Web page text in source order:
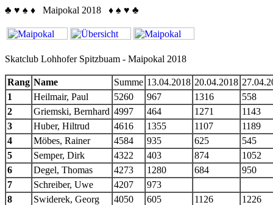
♣ ♥ ♠ ♦ Maipokal 2018 ♦ ♠ ♥ ♣
Skatclub Lohhofer Spitzbuam - Maipokal 2018
Rang Name Summe 13.04.2018 20.04.2018
1
Heilmair, Paul 5260 967 1316
558
2
Griemski, Bernhard 4997 464 1271
1143
3
Huber, Hiltrud 4616 1355 1107
1189
4
Möbes, Rainer 4584 935 625
545
5
Semper, Dirk 4322 403 874
1052
6
Degel, Thomas 4273 1280 684
950
7
Schreiber, Uwe 4207
973
8
Swiderek, Georg 4050 605 1126
1226